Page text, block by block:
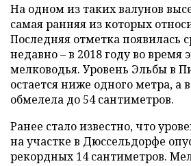
На одном из таких валунов
самая ранняя из которых
Последняя отметка появилась
недавно – в 2018 году во время
мелководья. Уровень Эльбы в
остается ниже одного метра, а
обмелела до 54 сантиметров.
Ранее стало известно, что
на участке в Дюссельдорфе
рекордных 14 сантиметров.